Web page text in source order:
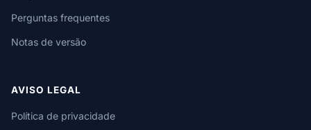
Perguntas frequentes
Notas de versão
AVISO LEGAL
Política de privacidade